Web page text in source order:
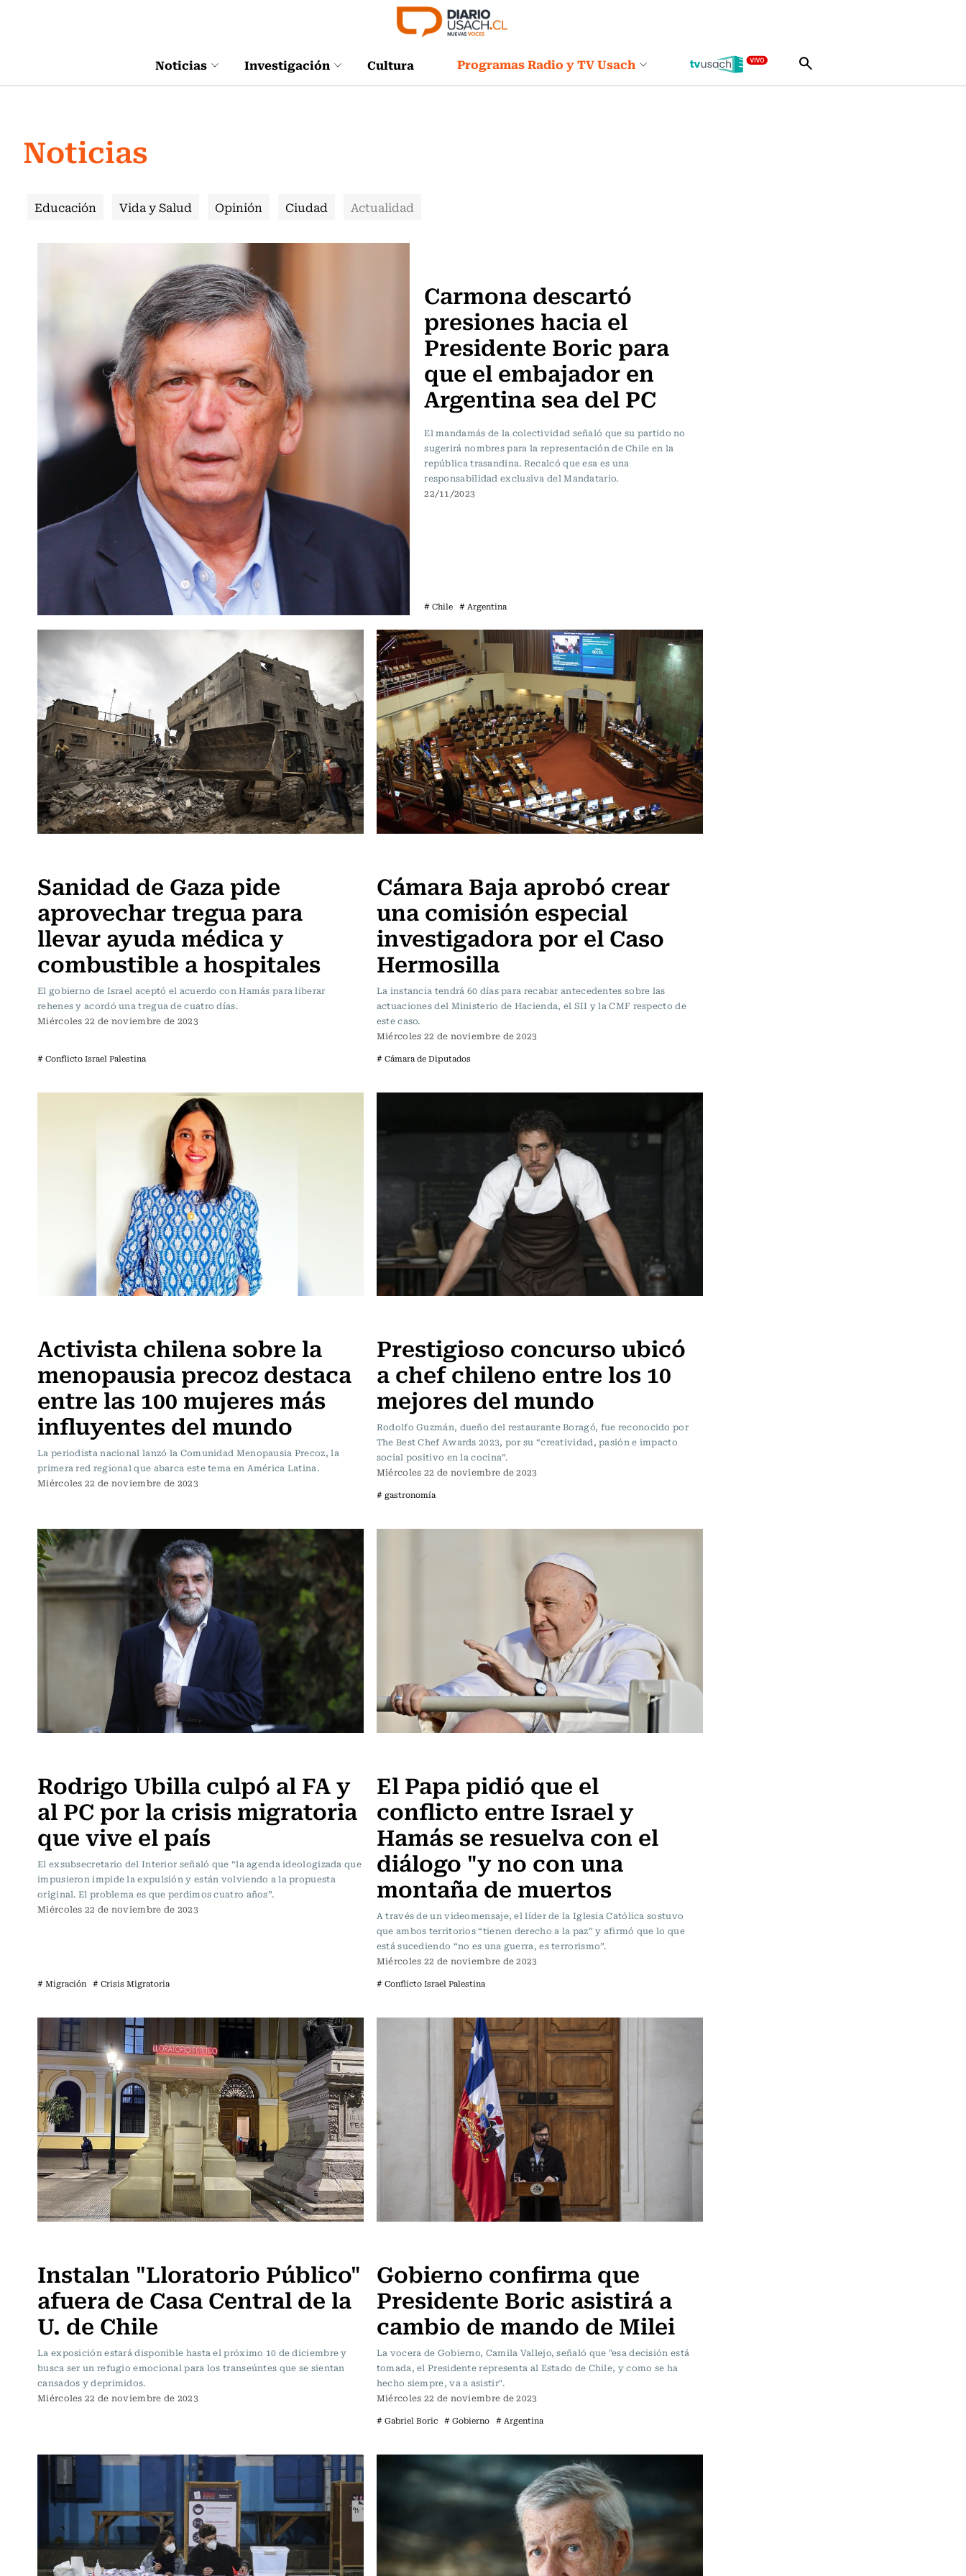
Noticias Investigación Cultura Programas Radio y TV Usach
Noticias
Educación Vida y Salud Opinión Ciudad Actualidad
Carmona descartó
presiones hacia el
Presidente Boric para
que el embajador en
Argentina sea del PC
El mandamás de la colectividad señaló que su partido no
sugerirá nombres para la representación de Chile en la
república trasandina. Recalcó que esa es una
responsabilidad exclusiva del Mandatario.
22/11/2023
# Chile # Argentina
Sanidad de Gaza pide
aprovechar tregua para
llevar ayuda médica y
combustible a hospitales
El gobierno de Israel aceptó el acuerdo con Hamás para liberar
rehenes y acordó una tregua de cuatro días.
Miércoles 22 de noviembre de 2023
# Conflicto Israel Palestina
Cámara Baja aprobó crear
una comisión especial
investigadora por el Caso
Hermosilla
La instancia tendrá 60 días para recabar antecedentes sobre las
actuaciones del Ministerio de Hacienda, el SII y la CMF respecto de
este caso.
Miércoles 22 de noviembre de 2023
# Cámara de Diputados
Activista chilena sobre la
menopausia precoz destaca
entre las 100 mujeres más
influyentes del mundo
La periodista nacional lanzó la Comunidad Menopausia Precoz, la
primera red regional que abarca este tema en América Latina.
Miércoles 22 de noviembre de 2023
Prestigioso concurso ubicó
a chef chileno entre los 10
mejores del mundo
Rodolfo Guzmán, dueño del restaurante Boragó, fue reconocido por
The Best Chef Awards 2023, por su “creatividad, pasión e impacto
social positivo en la cocina”.
Miércoles 22 de noviembre de 2023
# gastronomía
Rodrigo Ubilla culpó al FA y
al PC por la crisis migratoria
que vive el país
El exsubsecretario del Interior señaló que “la agenda ideologizada que
impusieron impide la expulsión y están volviendo a la propuesta
original. El problema es que perdimos cuatro años”.
Miércoles 22 de noviembre de 2023
# Migración # Crisis Migratoria
El Papa pidió que el
conflicto entre Israel y
Hamás se resuelva con el
diálogo "y no con una
montaña de muertos
A través de un videomensaje, el líder de la Iglesia Católica sostuvo
que ambos territorios “tienen derecho a la paz” y afirmó que lo que
está sucediendo “no es una guerra, es terrorismo”.
Miércoles 22 de noviembre de 2023
# Conflicto Israel Palestina
Instalan "Lloratorio Público"
afuera de Casa Central de la
U. de Chile
La exposición estará disponible hasta el próximo 10 de diciembre y
busca ser un refugio emocional para los transeúntes que se sientan
cansados y deprimidos.
Miércoles 22 de noviembre de 2023
Gobierno confirma que
Presidente Boric asistirá a
cambio de mando de Milei
La vocera de Gobierno, Camila Vallejo, señaló que "esa decisión está
tomada, el Presidente representa al Estado de Chile, y como se ha
hecho siempre, va a asistir".
Miércoles 22 de noviembre de 2023
# Gabriel Boric # Gobierno # Argentina